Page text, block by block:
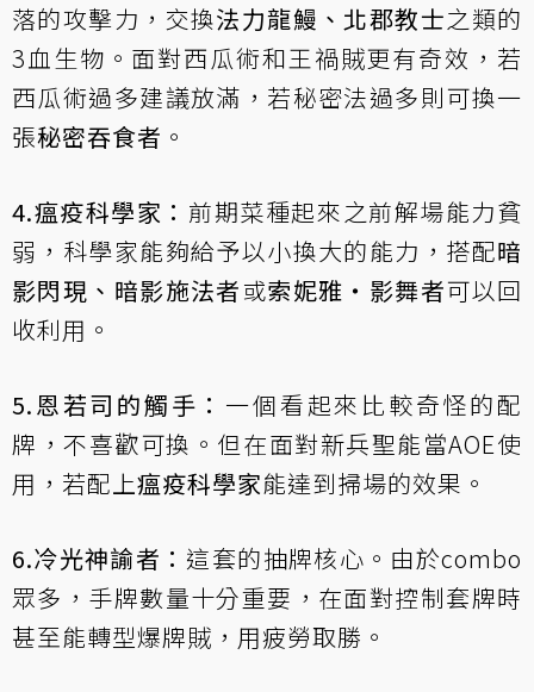
落的攻擊力，交換法力龍鰻、北郡教士之類的
3血生物。面對西瓜術和王禍賊更有奇效，若
西瓜術過多建議放滿，若秘密法過多則可換一
張秘密吞食者 。
4.瘟疫科學家： 前期菜種起來之前解場能力貧
弱，科學家能夠給予以小換大的能力，搭配暗
影閃現、暗影施法者或索妮雅‧影舞者可以回
收利用。
5.恩若司的觸手： 一個看起來比較奇怪的配
牌，不喜歡可換。但在面對新兵聖能當AOE使
用，若配上瘟疫科學家能達到掃場的效果。
6.冷光神諭者： 這套的抽牌核心。由於combo
眾多，手牌數量十分重要，在面對控制套牌時
甚至能轉型爆牌賊，用疲勞取勝。